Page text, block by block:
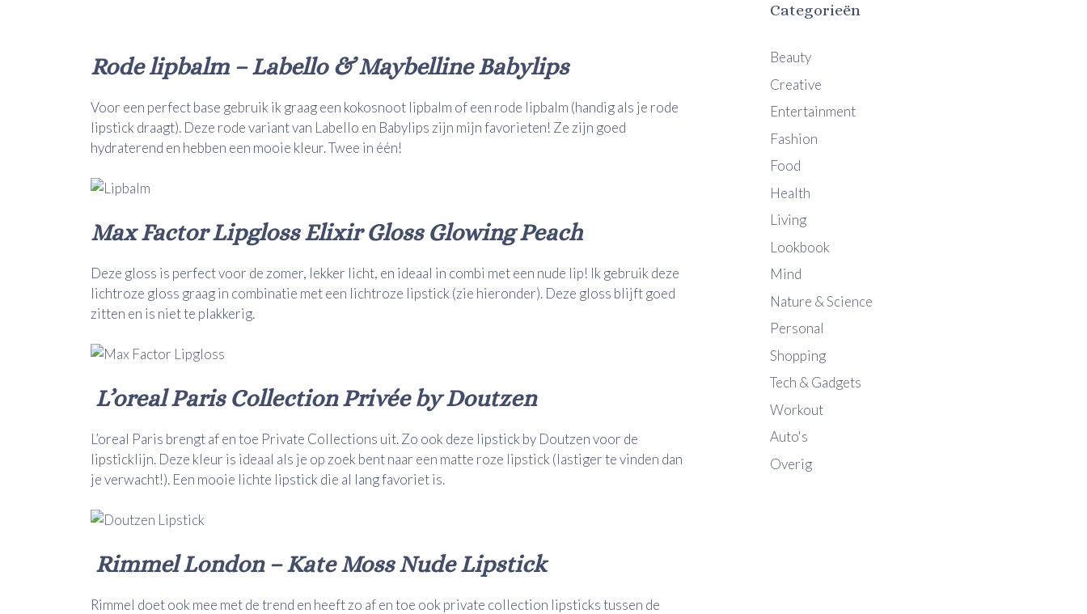
Rode lipbalm – Labello & Maybelline Babylips
Voor een perfect base gebruik ik graag een kokosnoot lipbalm of een rode lipbalm (handig als je rode
lipstick draagt). Deze rode variant van Labello en Babylips zijn mijn favorieten! Ze zijn goed
hydraterend en hebben een mooie kleur. Twee in één!
Max Factor Lipgloss Elixir Gloss Glowing Peach
Deze gloss is perfect voor de zomer, lekker licht, en ideaal in combi met een nude lip! Ik gebruik deze
lichtroze gloss graag in combinatie met een lichtroze lipstick (zie hieronder). Deze gloss blijft goed
zitten en is niet te plakkerig.
L’oreal Paris Collection Privée by Doutzen
L’oreal Paris brengt af en toe Private Collections uit. Zo ook deze lipstick by Doutzen voor de
lipsticklijn. Deze kleur is ideaal als je op zoek bent naar een matte roze lipstick (lastiger te vinden dan
je verwacht!). Een mooie lichte lipstick die al lang favoriet is.
Rimmel London – Kate Moss Nude Lipstick
Rimmel doet ook mee met de trend en heeft zo af en toe ook private collection lipsticks tussen de
Categorieën
Beauty
Creative
Entertainment
Fashion
Food
Health
Living
Lookbook
Mind
Nature & Science
Personal
Shopping
Tech & Gadgets
Workout
Auto's
Overig